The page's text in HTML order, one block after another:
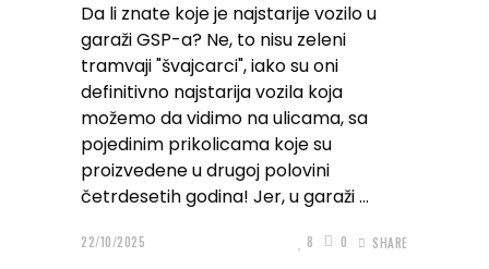
Da li znate koje je najstarije vozilo u
garaži GSP-a? Ne, to nisu zeleni
tramvaji "švajcarci", iako su oni
definitivno najstarija vozila koja
možemo da vidimo na ulicama, sa
pojedinim prikolicama koje su
proizvedene u drugoj polovini
četrdesetih godina! Jer, u garaži
22/10/2025 8 0 SHARE